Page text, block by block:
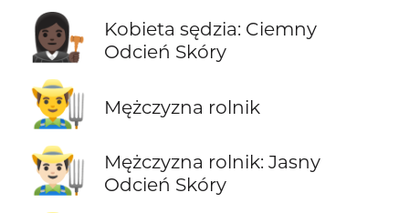
👩🏿‍⚖️
Kobieta sędzia: Ciemny
Odcień Skóry
👨‍🌾 Mężczyzna rolnik
👨🏻‍🌾
Mężczyzna rolnik: Jasny
Odcień Skóry